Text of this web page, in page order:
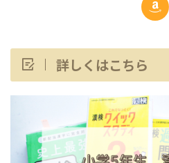
詳しくはこちら